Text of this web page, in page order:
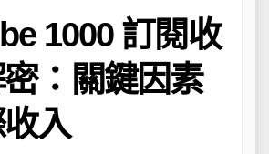
1000 訂閱收
：關鍵因素
入